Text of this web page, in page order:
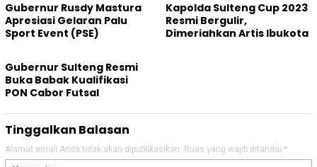
Gubernur Rusdy Mastura
Apresiasi Gelaran Palu
Sport Event (PSE)
Kapolda Sulteng Cup 2023
Resmi Bergulir,
Dimeriahkan Artis Ibukota
Gubernur Sulteng Resmi
Buka Babak Kualifikasi
PON Cabor Futsal
Tinggalkan Balasan
Alamat email Anda tidak akan dipublikasikan. Ruas yang wajib ditandai *